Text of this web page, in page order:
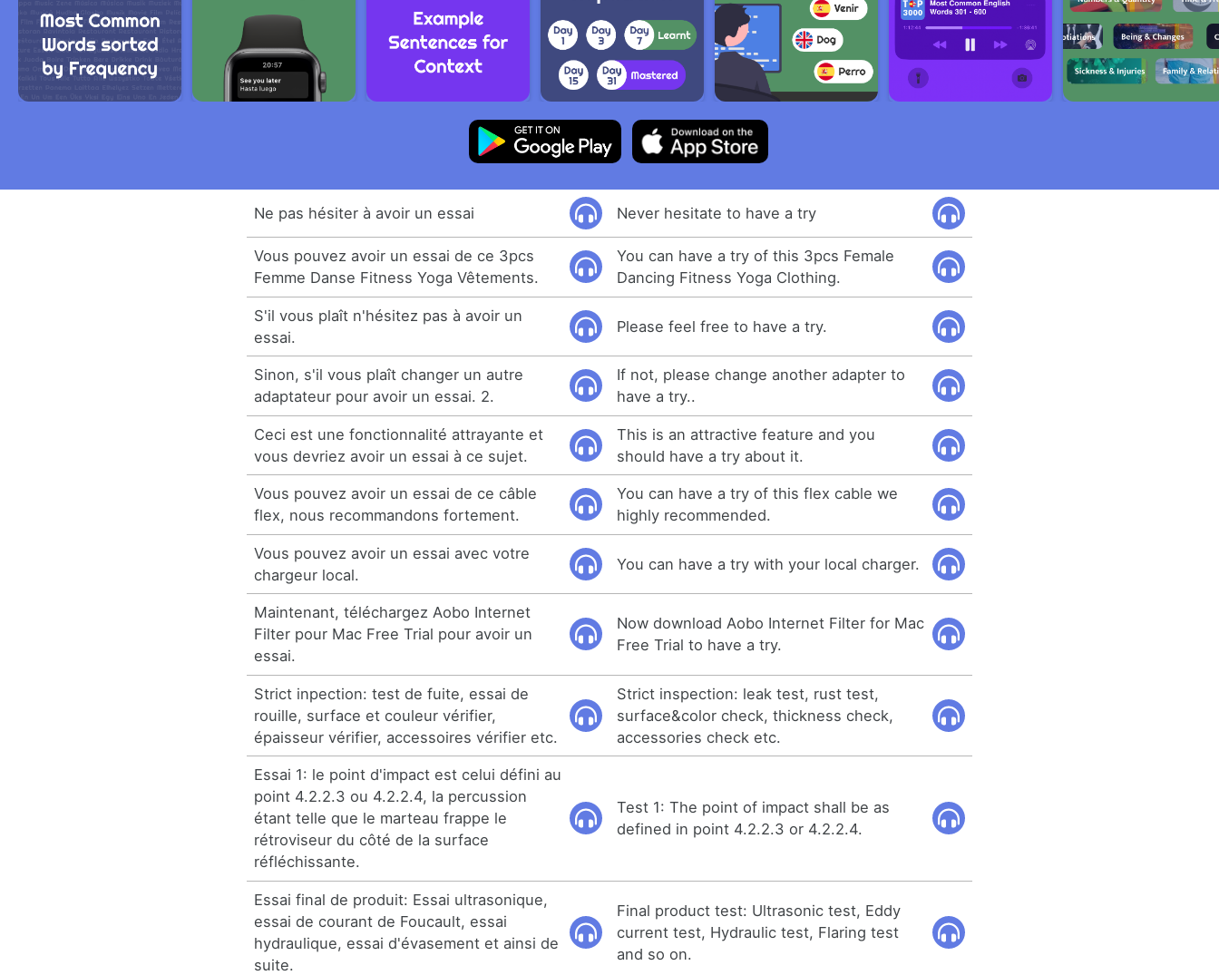
Ne pas hésiter à avoir un essai Never hesitate to have a try
Vous pouvez avoir un essai de ce 3pcs
Femme Danse Fitness Yoga Vêtements.
You can have a try of this 3pcs Female
Dancing Fitness Yoga Clothing.
S'il vous plaît n'hésitez pas à avoir un
essai.
Please feel free to have a try.
Sinon, s'il vous plaît changer un autre
adaptateur pour avoir un essai. 2.
If not, please change another adapter to
have a try..
Ceci est une fonctionnalité attrayante et
vous devriez avoir un essai à ce sujet.
This is an attractive feature and you
should have a try about it.
Vous pouvez avoir un essai de ce câble
flex, nous recommandons fortement.
You can have a try of this flex cable we
highly recommended.
Vous pouvez avoir un essai avec votre
chargeur local.
You can have a try with your local charger.
Maintenant, téléchargez Aobo Internet
Filter pour Mac Free Trial pour avoir un
essai.
Now download Aobo Internet Filter for Mac
Free Trial to have a try.
Strict inpection: test de fuite, essai de
rouille, surface et couleur vérifier,
épaisseur vérifier, accessoires vérifier etc.
Strict inspection: leak test, rust test,
surface&color check, thickness check,
accessories check etc.
Essai 1: le point d'impact est celui défini au
point 4.2.2.3 ou 4.2.2.4, la percussion
étant telle que le marteau frappe le
rétroviseur du côté de la surface
réfléchissante.
Test 1: The point of impact shall be as
defined in point 4.2.2.3 or 4.2.2.4.
Essai final de produit: Essai ultrasonique,
essai de courant de Foucault, essai
hydraulique, essai d'évasement et ainsi de
suite.
Final product test: Ultrasonic test, Eddy
current test, Hydraulic test, Flaring test
and so on.